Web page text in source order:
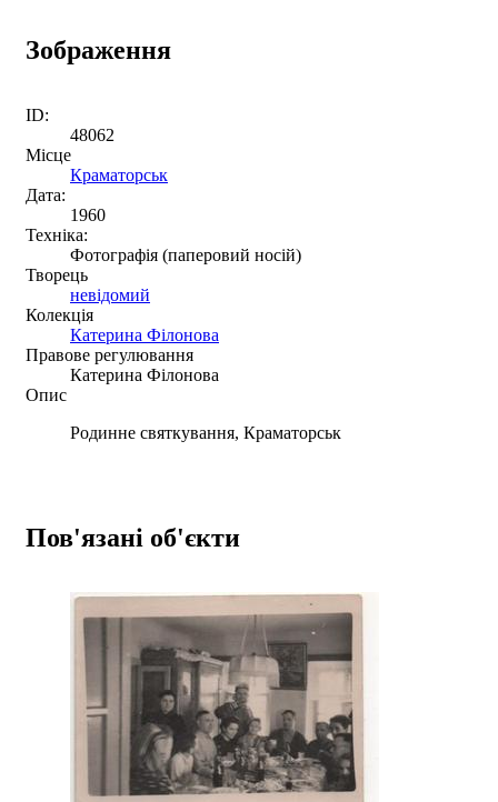
Зображення
ID:
48062
Місце
Краматорськ
Дата:
1960
Техніка:
Фотографія (паперовий носій)
Творець
невідомий
Колекція
Катерина Філонова
Правове регулювання
Катерина Філонова
Опис
Родинне святкування, Краматорськ
Пов'язані об'єкти